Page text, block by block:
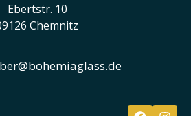
Ebertstr. 10
Chemnitz